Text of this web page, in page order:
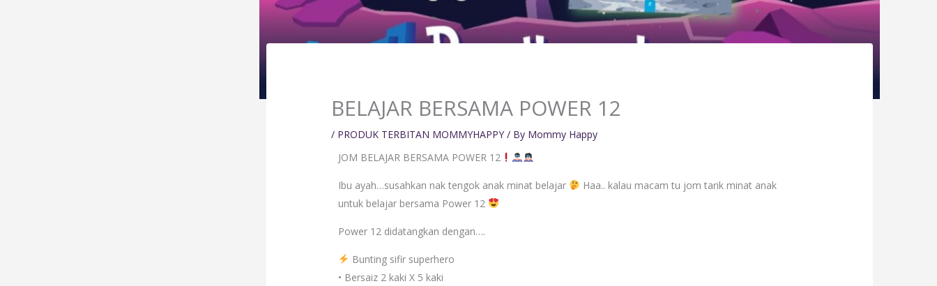
BELAJAR BERSAMA POWER 12
/ PRODUK TERBITAN MOMMYHAPPY / By Mommy Happy
JOM BELAJAR BERSAMA POWER 12
Ibu ayah…susahkan nak tengok anak minat belajar
Haa.. kalau macam tu jom tarik minat anak
untuk belajar bersama Power 12
Power 12 didatangkan dengan….
Bunting sifir superhero
• Bersaiz 2 kaki X 5 kaki